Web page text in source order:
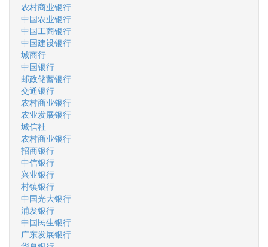
农村商业银行
中国农业银行
中国工商银行
中国建设银行
城商行
中国银行
邮政储蓄银行
交通银行
农村商业银行
农业发展银行
城信社
农村商业银行
招商银行
中信银行
兴业银行
村镇银行
中国光大银行
浦发银行
中国民生银行
广东发展银行